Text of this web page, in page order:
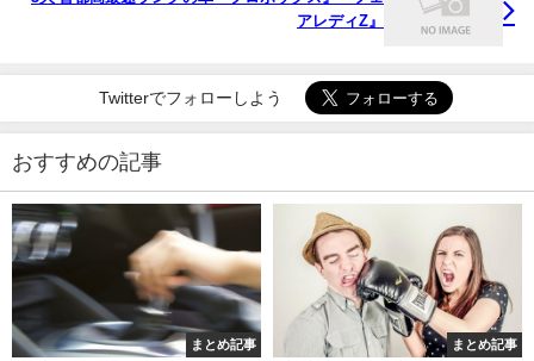
アレディZ』
Twitterでフォローしよう
おすすめの記事
まとめ記事 まとめ記事